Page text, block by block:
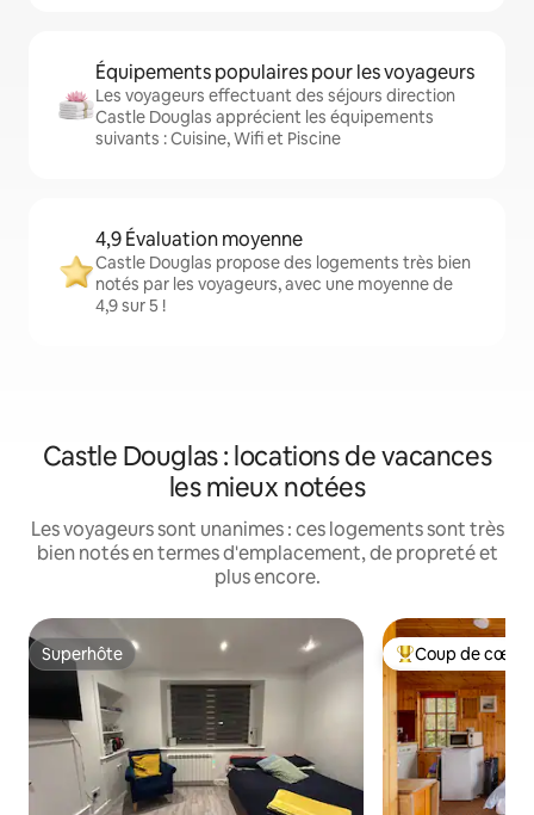
Équipements populaires pour les voyageurs
Les voyageurs effectuant des séjours direction
Castle Douglas apprécient les équipements
suivants : Cuisine, Wifi et Piscine
4,9 Évaluation moyenne
Castle Douglas propose des logements très bien
notés par les voyageurs, avec une moyenne de
4,9 sur 5 !
Castle Douglas : locations de vacances
les mieux notées
Les voyageurs sont unanimes : ces logements sont très
bien notés en termes d'emplacement, de propreté et
plus encore.
Superhôte
Superhôte Coups de cœur
Coup de cœur